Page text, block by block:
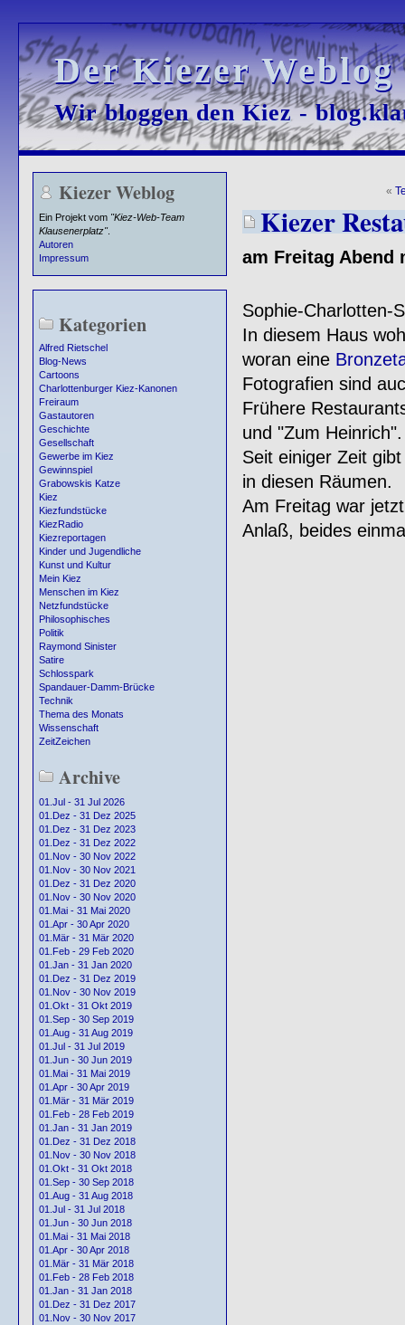
Der Kiezer
Der Kiezer
Wir bloggen den Kiez -
Wir bloggen den Kiez -
Kiezer Weblog
Ein Projekt vom "Kiez-Web-Team
Klausenerplatz".
Autoren
Impressum
Kategorien
Alfred Rietschel
Blog-News
Cartoons
Charlottenburger Kiez-Kanonen
Freiraum
Gastautoren
Geschichte
Gesellschaft
Gewerbe im Kiez
Gewinnspiel
Grabowskis Katze
Kiez
Kiezfundstücke
KiezRadio
Kiezreportagen
Kinder und Jugendliche
Kunst und Kultur
Mein Kiez
Menschen im Kiez
Netzfundstücke
Philosophisches
Politik
Raymond Sinister
Satire
Schlosspark
Spandauer-Damm-Brücke
Technik
Thema des Monats
Wissenschaft
ZeitZeichen
Archive
01.Jul - 31 Jul 2026
01.Dez - 31 Dez 2025
01.Dez - 31 Dez 2023
01.Dez - 31 Dez 2022
01.Nov - 30 Nov 2022
01.Nov - 30 Nov 2021
01.Dez - 31 Dez 2020
01.Nov - 30 Nov 2020
01.Mai - 31 Mai 2020
01.Apr - 30 Apr 2020
01.Mär - 31 Mär 2020
01.Feb - 29 Feb 2020
01.Jan - 31 Jan 2020
01.Dez - 31 Dez 2019
01.Nov - 30 Nov 2019
01.Okt - 31 Okt 2019
01.Sep - 30 Sep 2019
01.Aug - 31 Aug 2019
01.Jul - 31 Jul 2019
01.Jun - 30 Jun 2019
01.Mai - 31 Mai 2019
01.Apr - 30 Apr 2019
01.Mär - 31 Mär 2019
01.Feb - 28 Feb 2019
01.Jan - 31 Jan 2019
01.Dez - 31 Dez 2018
01.Nov - 30 Nov 2018
01.Okt - 31 Okt 2018
01.Sep - 30 Sep 2018
01.Aug - 31 Aug 2018
01.Jul - 31 Jul 2018
01.Jun - 30 Jun 2018
01.Mai - 31 Mai 2018
01.Apr - 30 Apr 2018
01.Mär - 31 Mär 2018
01.Feb - 28 Feb 2018
01.Jan - 31 Jan 2018
01.Dez - 31 Dez 2017
01.Nov - 30 Nov 2017
«
Kiezer
am Freitag Abend
Sophie-Charlotten-
In diesem Haus
woran eine
Fotografien sind
Frühere
und "Zum Heinrich".
Seit einiger Zeit
in diesen Räumen.
Am Freitag war
Anlaß, beides